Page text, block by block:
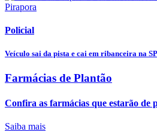
Policial
Veículo sai da pista e cai em ribanceira na
Farmácias de Plantão
Confira as farmácias que estarão de
Saiba mais